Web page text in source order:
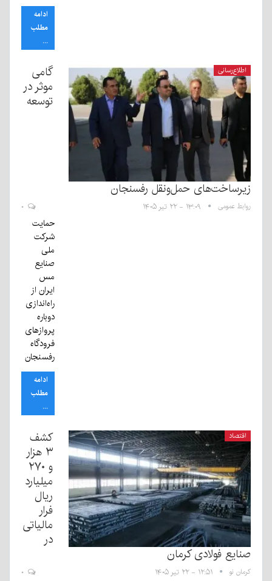
ادامه
مطلب
...
اطلاع‌رسانی
گامی
موثر در
توسعه
زیرساخت‌های حمل‌ونقل رفسنجان
روابط عمومی ۱۳:۰۹ - ۲۲ تیر ۱۴۰۵
حمایت
شرکت
ملی
صنایع
مس
ایران از
راه‌اندازی
دوباره
پروازهای
فرودگاه
رفسنجان
ادامه
مطلب
...
اقتصاد
کشف
۳ هزار
و ۲۷۰
میلیارد
ریال
فرار
مالیاتی
در
صنایع فولادی کرمان
کرمان نو ۱۲:۵۱ - ۲۲ تیر ۱۴۰۵